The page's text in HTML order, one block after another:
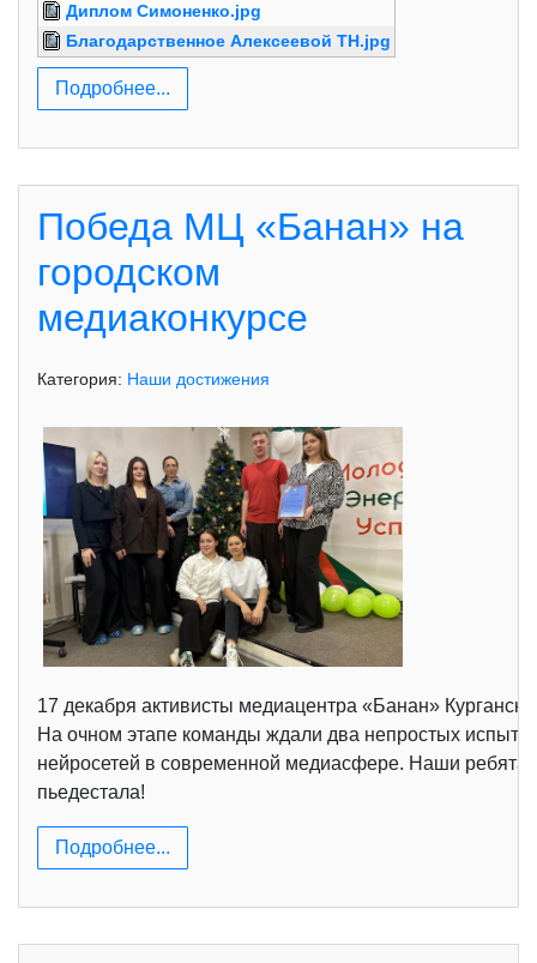
Диплом Симоненко.jpg
Благодарственное Алексеевой ТН.jpg
Подробнее...
Победа МЦ «Банан» на
городском
медиаконкурсе
Категория: Наши достижения
17 декабря активисты медиацентра «Банан»
На очном этапе команды ждали два непростых
нейросетей в современной медиасфере. Наши ребята
пьедестала!
Подробнее...